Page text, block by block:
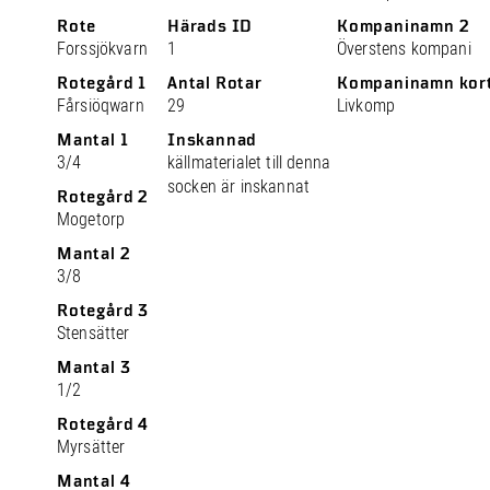
Rote
Forssjökvarn
Rotegård 1
Fårsiöqwarn
Mantal 1
3/4
Rotegård 2
Mogetorp
Mantal 2
3/8
Rotegård 3
Stensätter
Mantal 3
1/2
Rotegård 4
Myrsätter
Mantal 4
Härads ID
1
Antal Rotar
29
Inskannad
källmaterialet till denna
socken är inskannat
Kompaninamn 2
Överstens kompani
Kompaninamn
Livkomp